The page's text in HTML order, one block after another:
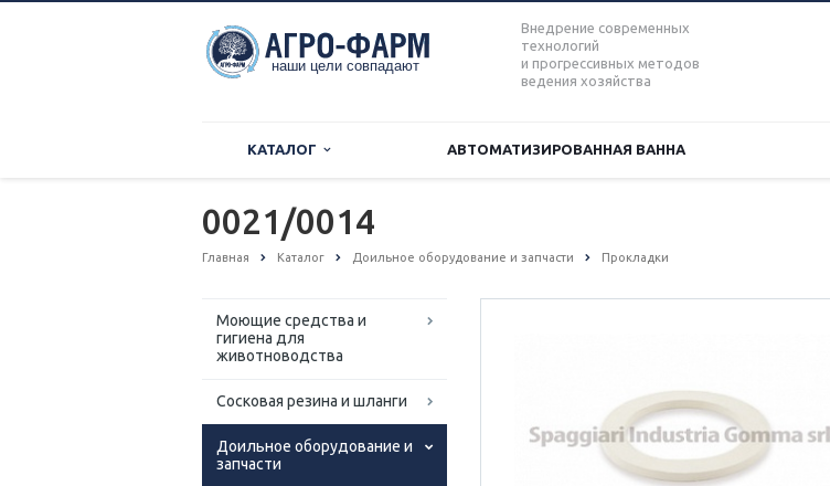
Внедрение современных
технологий
и прогрессивных методов
ведения хозяйства
КАТАЛОГ АВТОМАТИЗИРОВАННАЯ ВАННА
0021/0014
Главная Каталог Доильное оборудование и запчасти Прокладки
Моющие средства и
гигиена для
животноводства
Сосковая резина и шланги
Доильное оборудование и
запчасти